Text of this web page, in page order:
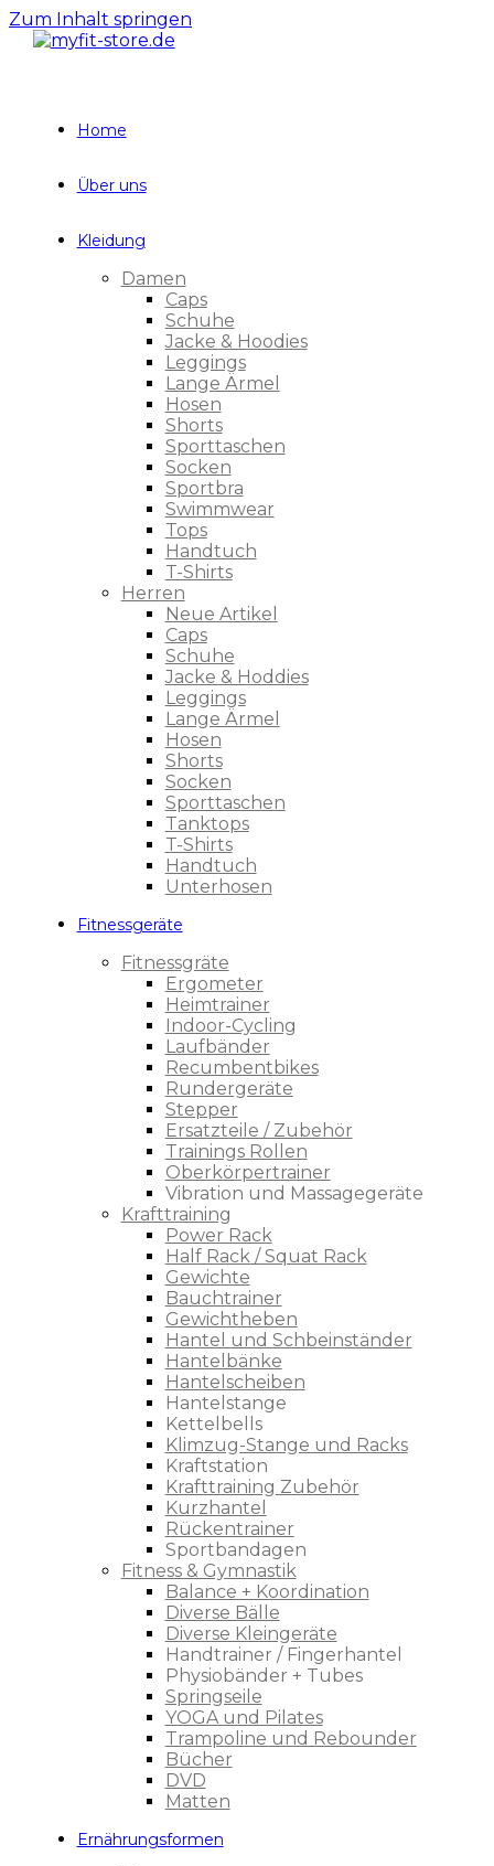
Zum Inhalt springen
Home
Über uns
Kleidung
Damen
Caps
Schuhe
Jacke & Hoodies
Leggings
Lange Ärmel
Hosen
Shorts
Sporttaschen
Socken
Sportbra
Swimmwear
Tops
Handtuch
T-Shirts
Herren
Neue Artikel
Caps
Schuhe
Jacke & Hoddies
Leggings
Lange Ärmel
Hosen
Shorts
Socken
Sporttaschen
Tanktops
T-Shirts
Handtuch
Unterhosen
Fitnessgeräte
Fitnessgräte
Ergometer
Heimtrainer
Indoor-Cycling
Laufbänder
Recumbentbikes
Rundergeräte
Stepper
Ersatzteile / Zubehör
Trainings Rollen
Oberkörpertrainer
Vibration und Massagegeräte
Krafttraining
Power Rack
Half Rack / Squat Rack
Gewichte
Bauchtrainer
Gewichtheben
Hantel und Schbeinständer
Hantelbänke
Hantelscheiben
Hantelstange
Kettelbells
Klimzug-Stange und Racks
Kraftstation
Krafttraining Zubehör
Kurzhantel
Rückentrainer
Sportbandagen
Fitness & Gymnastik
Balance + Koordination
Diverse Bälle
Diverse Kleingeräte
Handtrainer / Fingerhantel
Physiobänder + Tubes
Springseile
YOGA und Pilates
Trampoline und Rebounder
Bücher
DVD
Matten
Ernährungsformen